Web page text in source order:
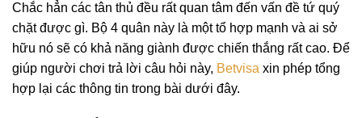
Chắc hẳn các tân thủ đều rất quan tâm đến vấn đề tứ quý
chặt được gì. Bộ 4 quân này là một tổ hợp mạnh và ai sở
hữu nó sẽ có khả năng giành được chiến thắng rất cao. Để
giúp người chơi trả lời câu hỏi này, Betvisa xin phép tổng
hợp lại các thông tin trong bài dưới đây.